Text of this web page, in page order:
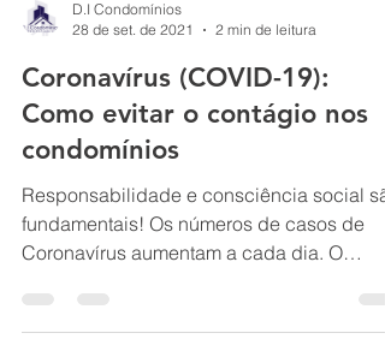
28 de set. de 2021
2 min de leitura
Coronavírus (COVID-19):
Como evitar o contágio nos
condomínios
Responsabilidade e consciência social
fundamentais! Os números de casos de